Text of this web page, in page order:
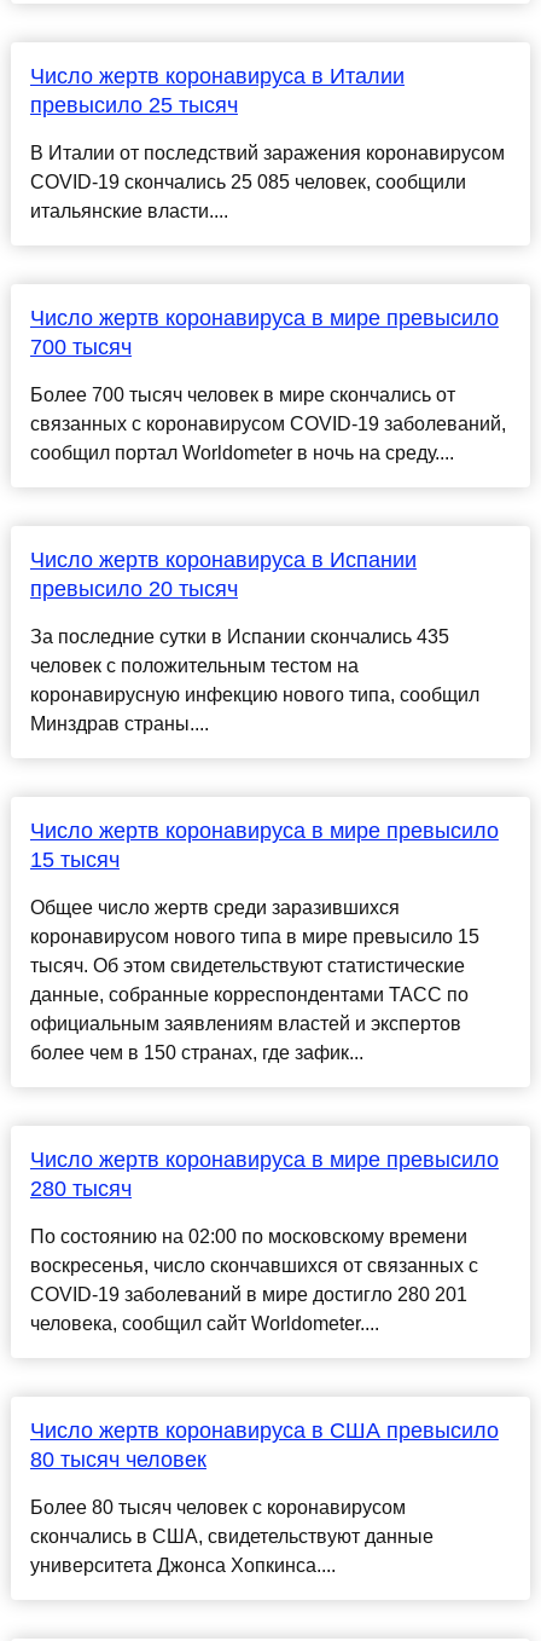
Число жертв коронавируса в Италии
превысило 25 тысяч
В Италии от последствий заражения коронавирусом
COVID-19 скончались 25 085 человек, сообщили
итальянские власти....
Число жертв коронавируса в мире превысило
700 тысяч
Более 700 тысяч человек в мире скончались от
связанных с коронавирусом COVID-19 заболеваний,
сообщил портал Worldometer в ночь на среду....
Число жертв коронавируса в Испании
превысило 20 тысяч
За последние сутки в Испании скончались 435
человек с положительным тестом на
коронавирусную инфекцию нового типа, сообщил
Минздрав страны....
Число жертв коронавируса в мире превысило
15 тысяч
Общее число жертв среди заразившихся
коронавирусом нового типа в мире превысило 15
тысяч. Об этом свидетельствуют статистические
данные, собранные корреспондентами ТАСС по
официальным заявлениям властей и экспертов
более чем в 150 странах, где зафик...
Число жертв коронавируса в мире превысило
280 тысяч
По состоянию на 02:00 по московскому времени
воскресенья, число скончавшихся от связанных с
COVID-19 заболеваний в мире достигло 280 201
человека, сообщил сайт Worldometer....
Число жертв коронавируса в США превысило
80 тысяч человек
Более 80 тысяч человек с коронавирусом
скончались в США, свидетельствуют данные
университета Джонса Хопкинса....